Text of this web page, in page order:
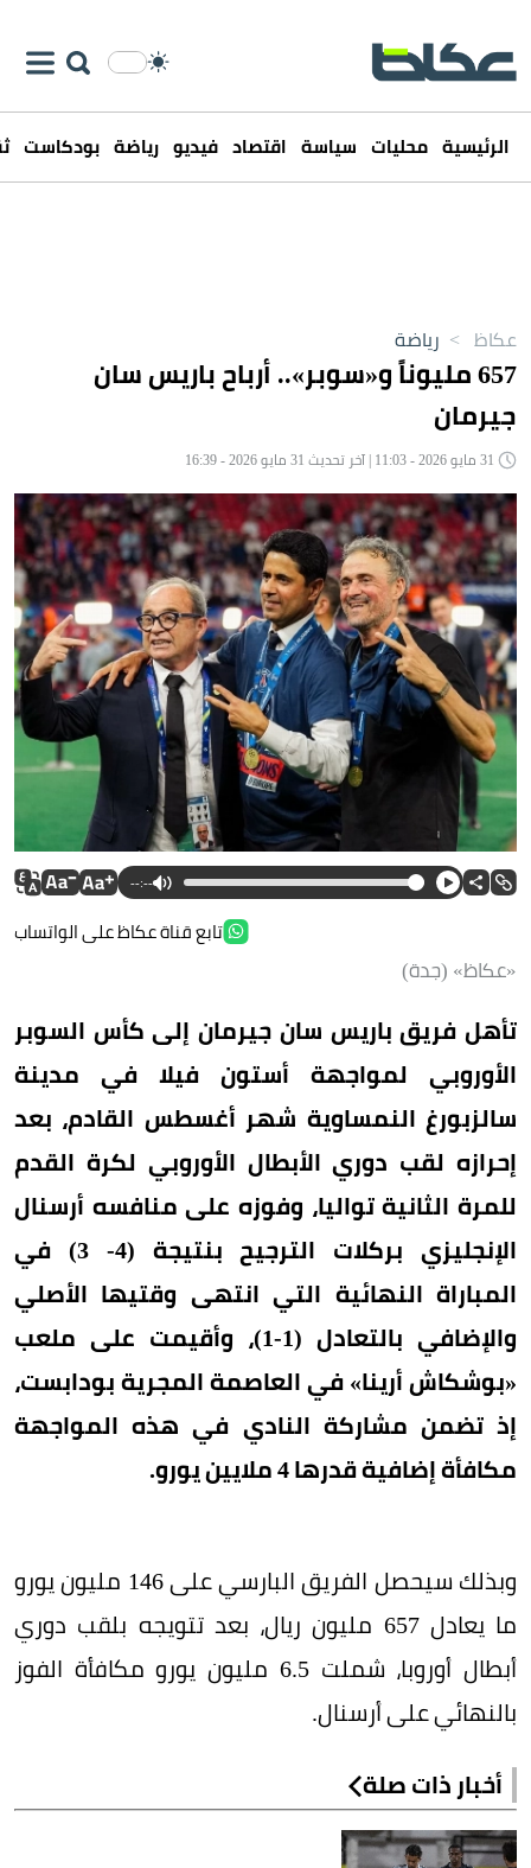
الرئيسية محليات سياسة اقتصاد فيديو رياضة بودكاست
عكاظ > رياضة
657 مليوناً و«سوبر».. أرباح باريس سان
جيرمان
--:--
تابع قناة عكاظ على الواتساب
«عكاظ» (جدة)
تأهل فريق باريس سان جيرمان إلى كأس السوبر
الأوروبي لمواجهة أستون فيلا في مدينة
سالزبورغ النمساوية شهر أغسطس القادم، بعد
إحرازه لقب دوري الأبطال الأوروبي لكرة القدم
للمرة الثانية تواليا، وفوزه على منافسه أرسنال
الإنجليزي بركلات الترجيح بنتيجة (4- 3) في
المباراة النهائية التي انتهى وقتيها الأصلي
والإضافي بالتعادل (1-1)، وأقيمت على ملعب
«بوشكاش أرينا» في العاصمة المجرية بودابست،
إذ تضمن مشاركة النادي في هذه المواجهة
مكافأة إضافية قدرها 4 ملايين يورو.
وبذلك سيحصل الفريق البارسي على 146 مليون يورو
ما يعادل 657 مليون ريال، بعد تتويجه بلقب دوري
أبطال أوروبا، شملت 6.5 مليون يورو مكافأة الفوز
بالنهائي على أرسنال.
أخبار ذات صلة